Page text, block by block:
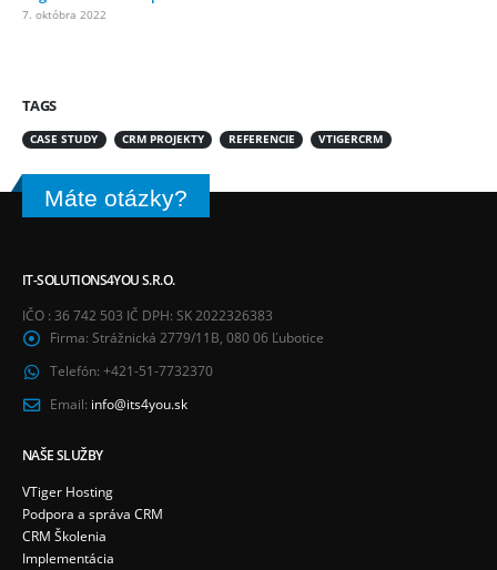
7. októbra 2022
TAGS
CASE STUDY CRM PROJEKTY REFERENCIE VTIGERCRM
Máte otázky?
IT-SOLUTIONS4YOU S.R.O.
IČO : 36 742 503 IČ DPH: SK 2022326383
Firma: Strážnická 2779/11B, 080 06 Ľubotice
Telefón: +421-51-7732370
Email: info@its4you.sk
NAŠE SLUŽBY
VTiger Hosting
Podpora a správa CRM
CRM Školenia
Implementácia